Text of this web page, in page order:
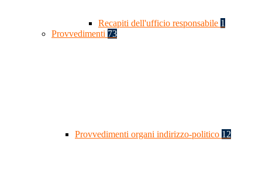
Recapiti dell'ufficio responsabile 1
Provvedimenti 73
Provvedimenti organi indirizzo-politico 12